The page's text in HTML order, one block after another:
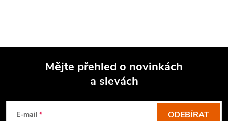
Mějte přehled o novinkách
a slevách
E-mail ODEBÍRAT